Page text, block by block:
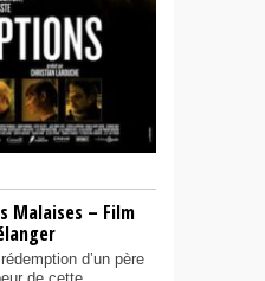
Malaises – Film
d’un père